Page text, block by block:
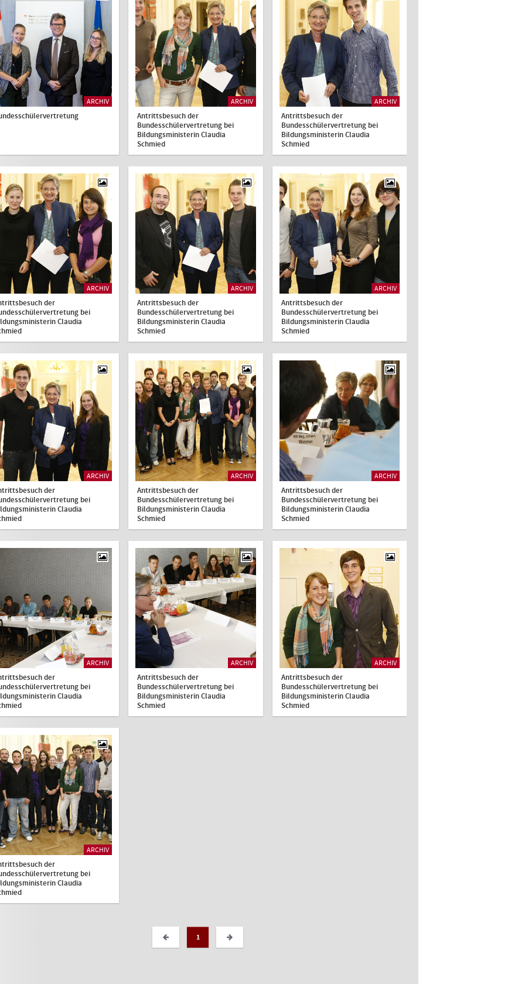
ARCHIV ARCHIV
Antrittsbesuch der
Bundesschülervertretung bei
Bildungsministerin Claudia
Schmied
ARCHIV
Antrittsbesuch der
Bundesschülervertretung bei
Bildungsministerin Claudia
Schmied
ARCHIV
der
bei
Claudia
ARCHIV
Antrittsbesuch der
Bundesschülervertretung bei
Bildungsministerin Claudia
Schmied
ARCHIV
Antrittsbesuch der
Bundesschülervertretung bei
Bildungsministerin Claudia
Schmied
ARCHIV
der
bei
Claudia
ARCHIV
Antrittsbesuch der
Bundesschülervertretung bei
Bildungsministerin Claudia
Schmied
ARCHIV
Antrittsbesuch der
Bundesschülervertretung bei
Bildungsministerin Claudia
Schmied
ARCHIV
der
bei
Claudia
ARCHIV
Antrittsbesuch der
Bundesschülervertretung bei
Bildungsministerin Claudia
Schmied
ARCHIV
Antrittsbesuch der
Bundesschülervertretung bei
Bildungsministerin Claudia
Schmied
ARCHIV
der
bei
Claudia
1